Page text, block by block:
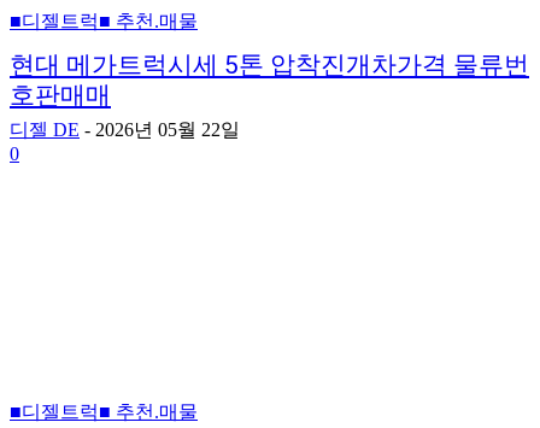
■디젤트럭■ 추천.매물
현대 메가트럭시세 5톤 압착진개차가격 물류번
호판매매
디젤 DE - 2026년 05월 22일
0
■디젤트럭■ 추천.매물